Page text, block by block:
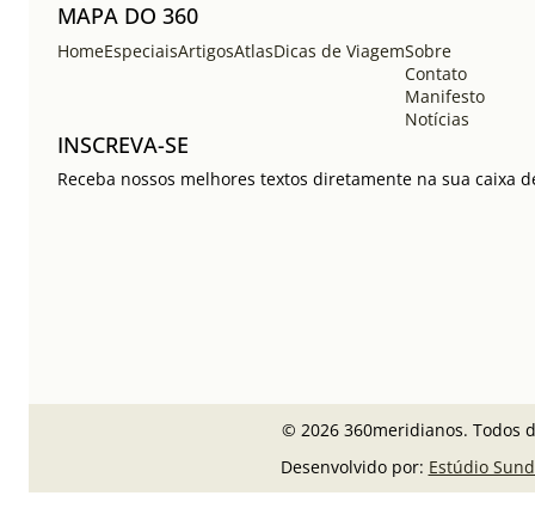
MAPA DO 360
HomeEspeciaisArtigosAtlasDicas de ViagemSobre
Contato
Manifesto
Notícias
INSCREVA-SE
Receba nossos melhores textos diretamente na sua caixa
© 2026 360meridianos. Todos
Desenvolvido por: Estúdio